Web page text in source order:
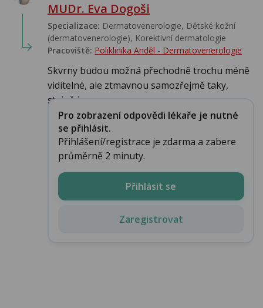
MUDr. Eva Dogoši
Specializace: Dermatovenerologie, Dětské kožní
(dermatovenerologie), Korektivní dermatologie
Pracoviště: Poliklinika Anděl - Dermatovenerologie
Skvrny budou možná přechodně trochu méně
viditelné, ale ztmavnou samozřejmě taky,
stejně j...
Pro zobrazení odpovědi lékaře je nutné
se přihlásit.
Přihlášení/registrace je zdarma a zabere
průměrně 2 minuty.
Přihlásit se
Zaregistrovat